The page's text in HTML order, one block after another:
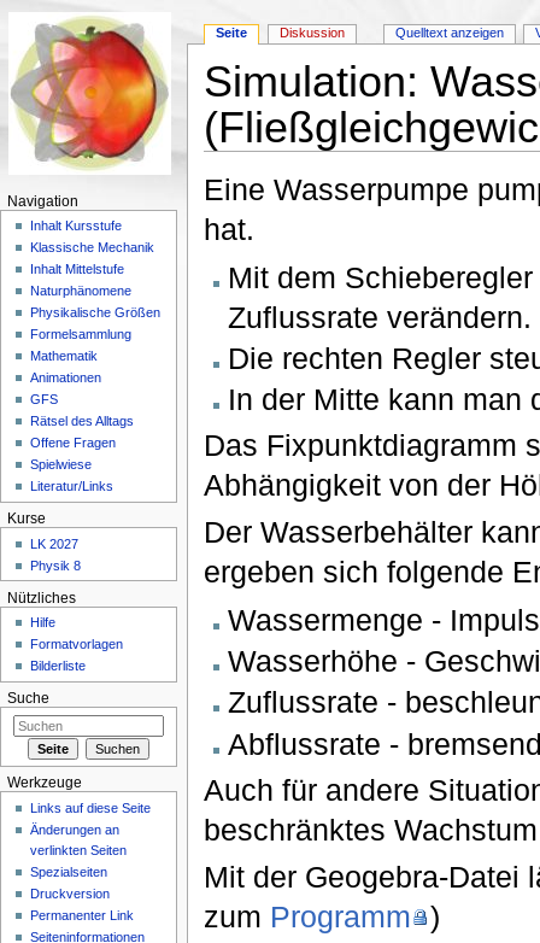
Simulation:
Eine Wasserpumpe
hat.
Mit dem
Zuflussrate verändern.
Die rechten Regler
In der Mitte kann man
Das Fixpunktdiagramm
Abhängigkeit von der
Der Wasserbehälter
ergeben sich folgende
Wassermenge - Impuls
Wasserhöhe -
Zuflussrate -
Abflussrate -
Auch für andere
beschränktes
Mit der Geogebra-Datei
zum Programm )
Seite Diskussion Quelltext anzeigen
Navigation
Inhalt Kursstufe
Klassische Mechanik
Inhalt Mittelstufe
Naturphänomene
Physikalische Größen
Formelsammlung
Mathematik
Animationen
GFS
Rätsel des Alltags
Offene Fragen
Spielwiese
Literatur/Links
Kurse
LK 2027
Physik 8
Nützliches
Hilfe
Formatvorlagen
Bilderliste
Suche
Werkzeuge
Links auf diese Seite
Änderungen an
verlinkten Seiten
Spezialseiten
Druckversion
Permanenter Link
Seiteninformationen